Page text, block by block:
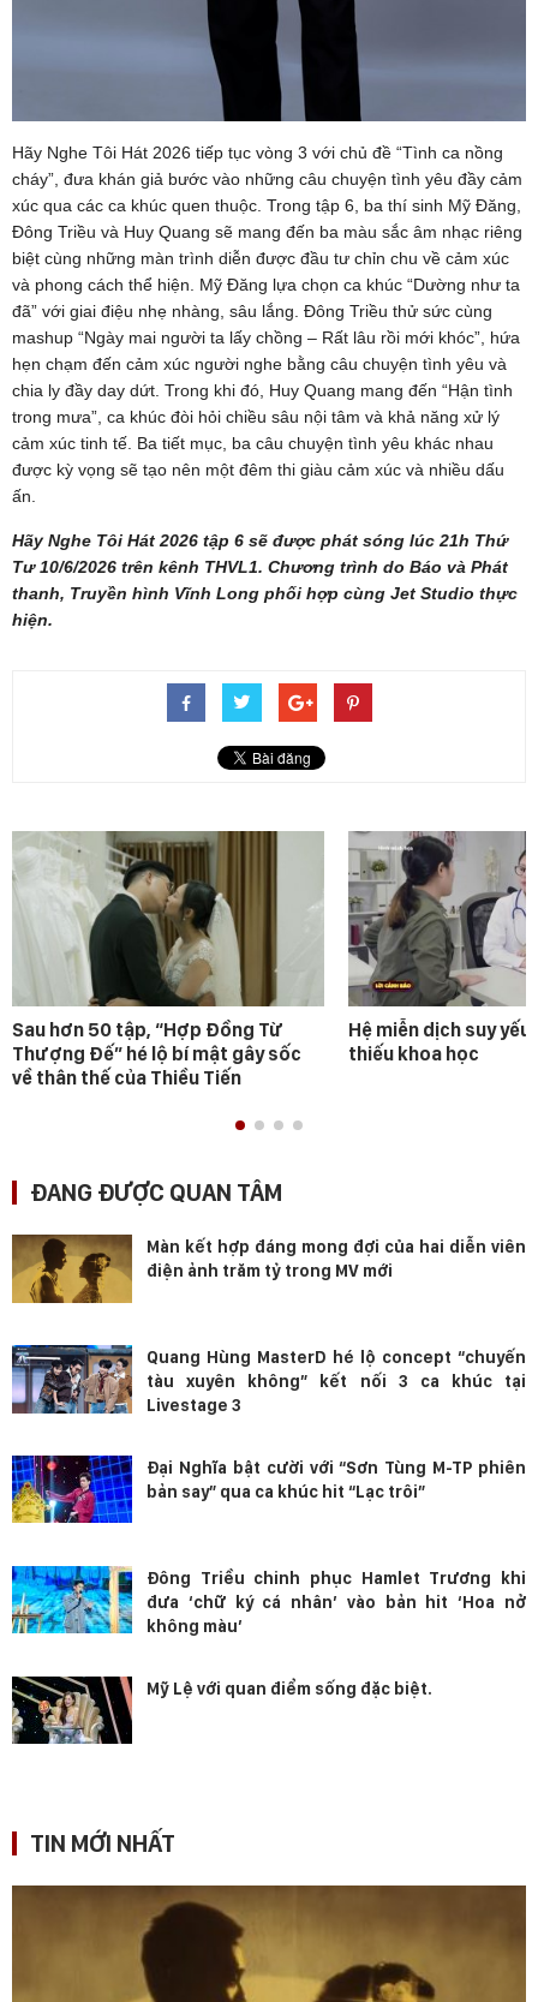
Hãy Nghe Tôi Hát 2026 tiếp tục vòng 3 với chủ đề “Tình ca nồng
cháy”, đưa khán giả bước vào những câu chuyện tình yêu đầy cảm
xúc qua các ca khúc quen thuộc. Trong tập 6, ba thí sinh Mỹ Đăng,
Đông Triều và Huy Quang sẽ mang đến ba màu sắc âm nhạc riêng
biệt cùng những màn trình diễn được đầu tư chỉn chu về cảm xúc
và phong cách thể hiện. Mỹ Đăng lựa chọn ca khúc “Dường như ta
đã” với giai điệu nhẹ nhàng, sâu lắng. Đông Triều thử sức cùng
mashup “Ngày mai người ta lấy chồng – Rất lâu rồi mới khóc”, hứa
hẹn chạm đến cảm xúc người nghe bằng câu chuyện tình yêu và
chia ly đầy day dứt. Trong khi đó, Huy Quang mang đến “Hận tình
trong mưa”, ca khúc đòi hỏi chiều sâu nội tâm và khả năng xử lý
cảm xúc tinh tế. Ba tiết mục, ba câu chuyện tình yêu khác nhau
được kỳ vọng sẽ tạo nên một đêm thi giàu cảm xúc và nhiều dấu
ấn.
Hãy Nghe Tôi Hát 2026 tập 6 sẽ được phát sóng lúc 21h Thứ
Tư 10/6/2026 trên kênh THVL1. Chương trình do Báo và Phát
thanh, Truyền hình Vĩnh Long phối hợp cùng Jet Studio thực
hiện.
Sau hơn 50 tập, “Hợp Đồng Từ
Thượng Đế” hé lộ bí mật gây sốc
về thân thế của Thiều Tiến
Hệ miễn dịch suy
thiếu khoa học
ĐANG ĐƯỢC QUAN TÂM
Màn kết hợp đáng mong đợi của hai diễn viên
điện ảnh trăm tỷ trong MV mới
Quang Hùng MasterD hé lộ concept “chuyến
tàu xuyên không” kết nối 3 ca khúc tại
Livestage 3
Đại Nghĩa bật cười với “Sơn Tùng M-TP phiên
bản say” qua ca khúc hit “Lạc trôi”
Đông Triều chinh phục Hamlet Trương khi
đưa ‘chữ ký cá nhân’ vào bản hit ‘Hoa nở
không màu’
Mỹ Lệ với quan điểm sống đặc biệt.
TIN MỚI NHẤT